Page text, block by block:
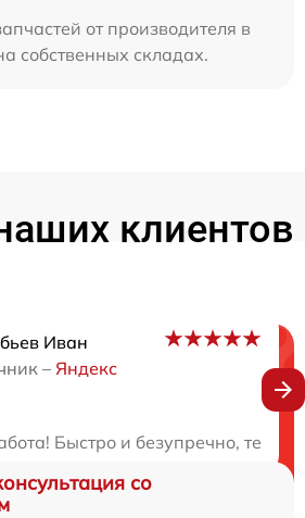
от производителя в
собственных складах.
клиентов
Иван
– Яндекс
Быстро и безупречно,
со